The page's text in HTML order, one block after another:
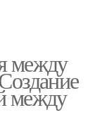
между
между